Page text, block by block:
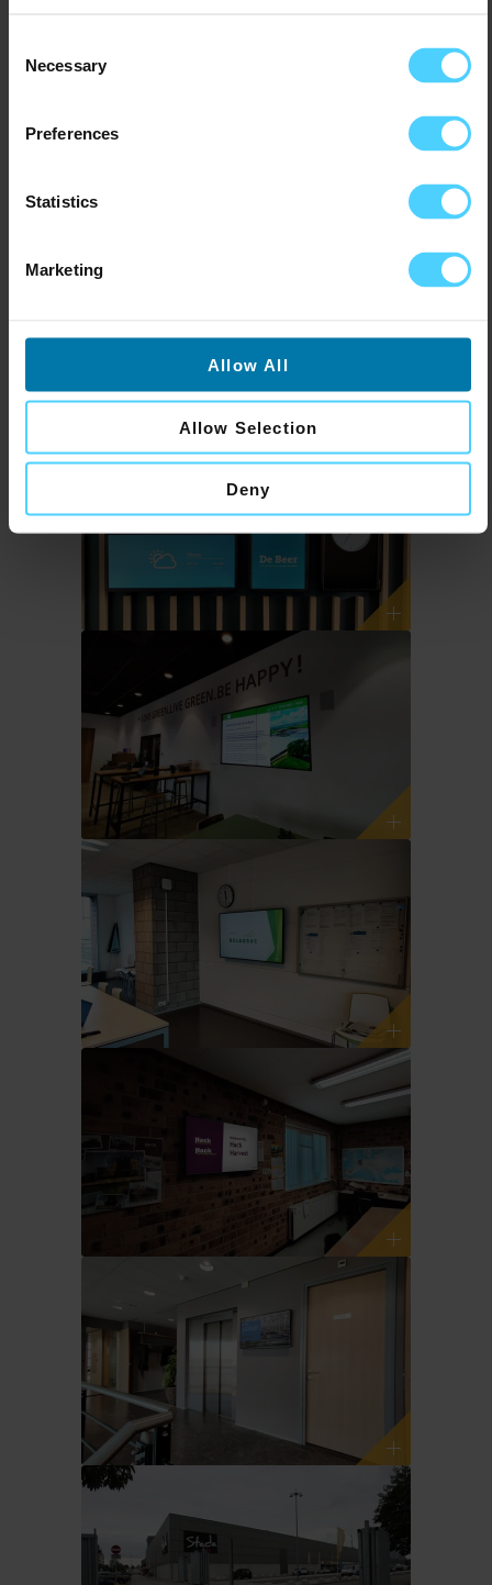
Selection
Necessary
Preferences
Statistics
Marketing
Allow All
Allow Selection
Deny